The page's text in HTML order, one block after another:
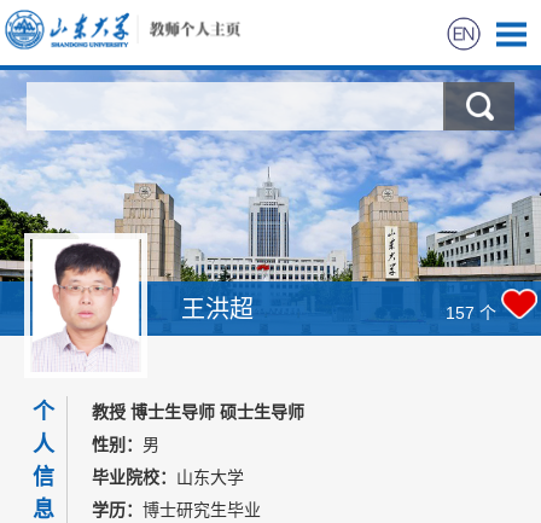
科学研究
教学研究
获奖信息
招生信息
学生信息
我的相册
王洪超 157 个
个
人
信
息
教授 博士生导师 硕士生导师
性别： 男
毕业院校： 山东大学
学历： 博士研究生毕业